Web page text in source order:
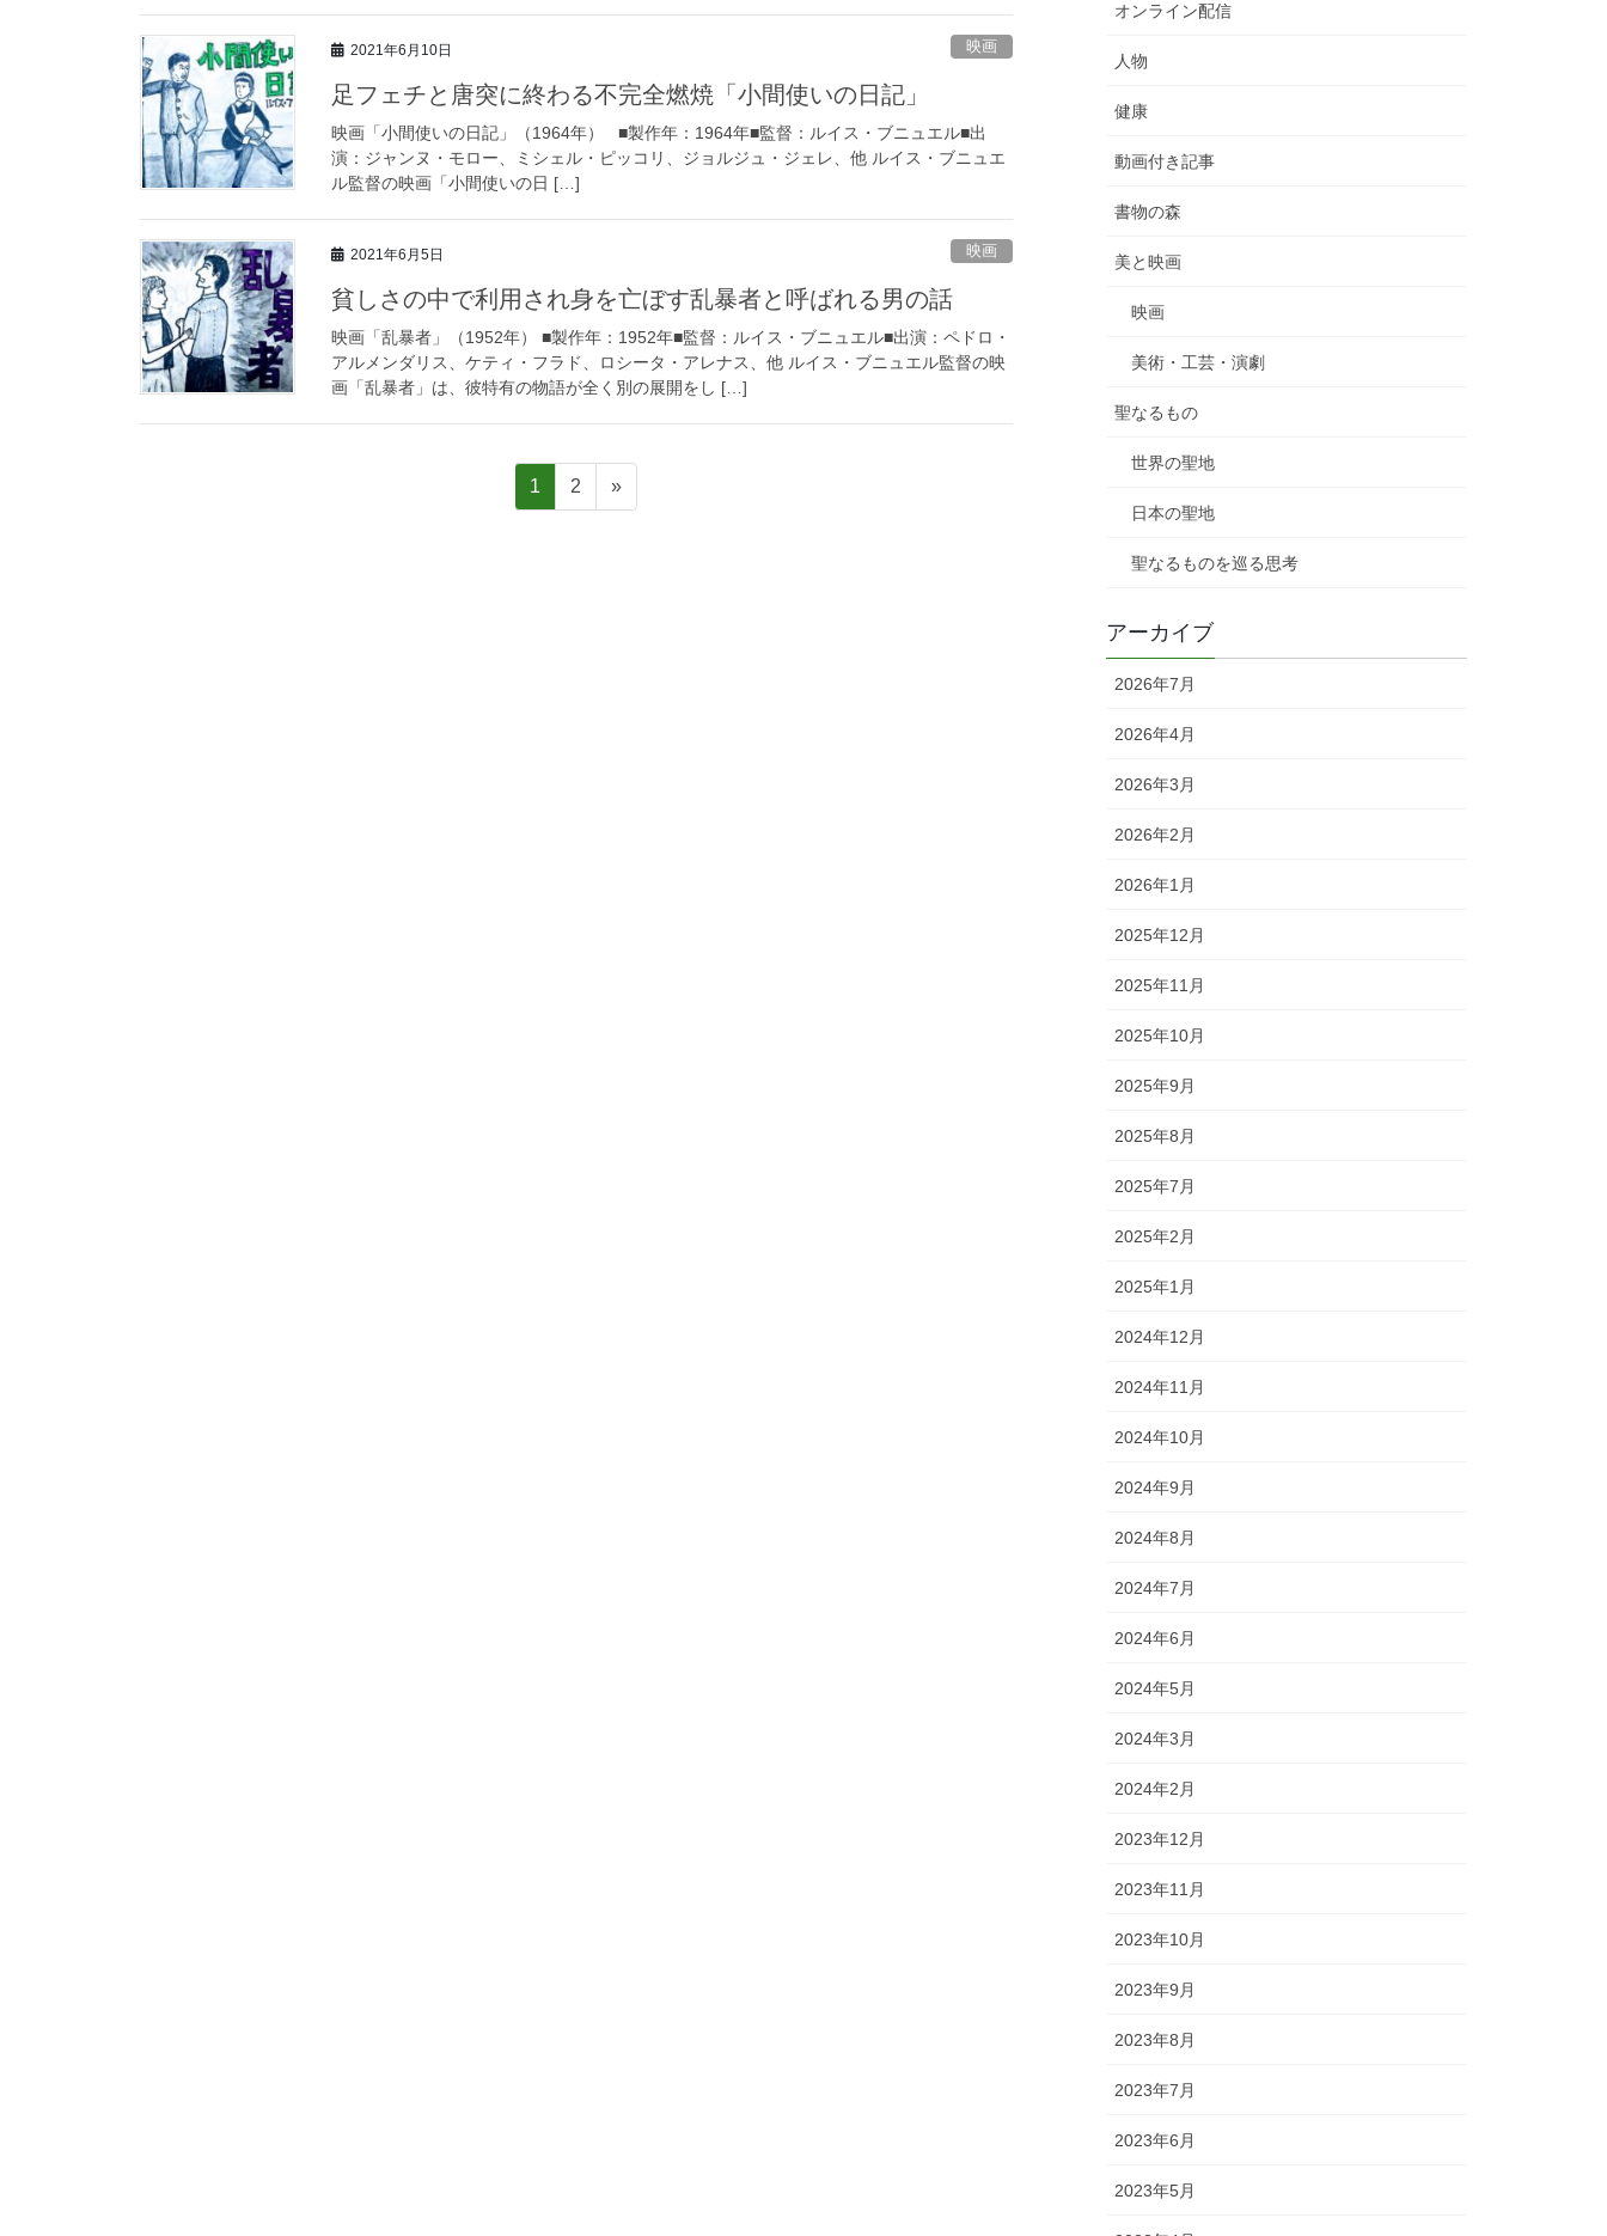
2021年6月10日 映画
足フェチと唐突に終わる不完全燃焼「小間使いの日記」
映画「小間使いの日記」（1964年） ■製作年：1964年■監督：ルイス・ブニュエル■出
演：ジャンヌ・モロー、ミシェル・ピッコリ、ジョルジュ・ジェレ、他 ルイス・ブニュエ
ル監督の映画「小間使いの日 […]
2021年6月5日 映画
貧しさの中で利用され身を亡ぼす乱暴者と呼ばれる男の話
映画「乱暴者」（1952年） ■製作年：1952年■監督：ルイス・ブニュエル■出演：ペドロ・
アルメンダリス、ケティ・フラド、ロシータ・アレナス、他 ルイス・ブニュエル監督の映
画「乱暴者」は、彼特有の物語が全く別の展開をし […]
ペ
ー
1
ペ
ー
2 »
オンライン配信
人物
健康
動画付き記事
書物の森
美と映画
映画
美術・工芸・演劇
聖なるもの
世界の聖地
日本の聖地
聖なるものを巡る思考
アーカイブ
2026年7月
2026年4月
2026年3月
2026年2月
2026年1月
2025年12月
2025年11月
2025年10月
2025年9月
2025年8月
2025年7月
2025年2月
2025年1月
2024年12月
2024年11月
2024年10月
2024年9月
2024年8月
2024年7月
2024年6月
2024年5月
2024年3月
2024年2月
2023年12月
2023年11月
2023年10月
2023年9月
2023年8月
2023年7月
2023年6月
2023年5月